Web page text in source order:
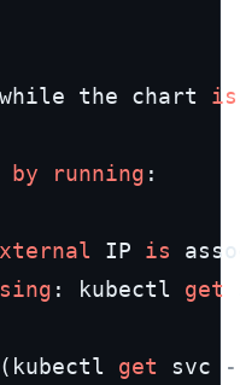
the chart is
by running :
IP is
: kubectl get
get svc